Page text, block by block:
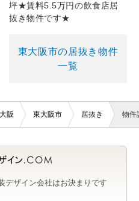
坪★賃料5.5万円の飲食店居
抜き物件です★
東大阪市の居抜き物件
一覧
大阪 東大阪市 居抜き 物件
デザイン会社はお決まりです